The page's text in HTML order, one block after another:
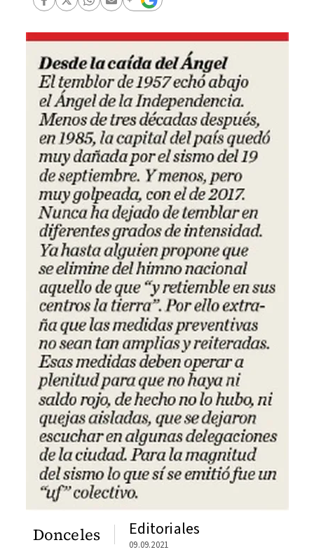
Donceles Editoriales
09.09.2021